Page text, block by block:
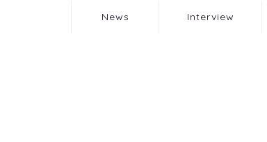
News Interview